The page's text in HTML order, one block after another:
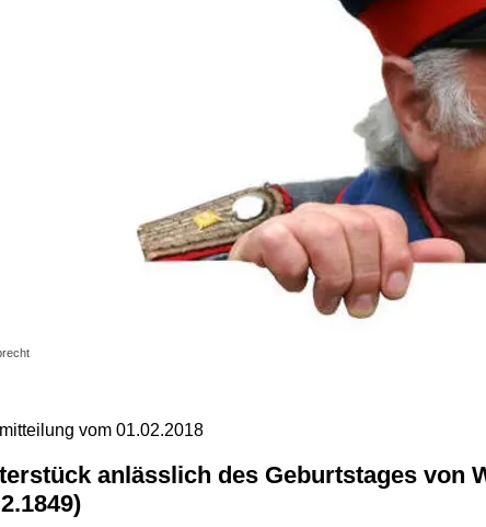
vom 01.02.2018
anlässlich des Geburtstages von